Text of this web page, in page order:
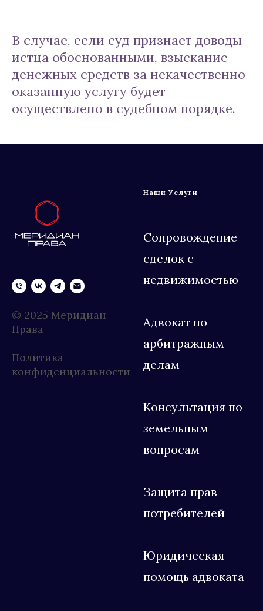
В случае, если суд признает доводы
истца обоснованными, взыскание
денежных средств за некачественно
оказанную услугу будет
осуществлено в судебном порядке.
© 2025 Меридиан
Права
Политика
конфиденциальности
Наши Услуги
Сопровождение
сделок с
недвижимостью
Адвокат по
арбитражным
делам
Консультация по
земельным
вопросам
Защита прав
потребителей
Юридическая
помощь адвоката